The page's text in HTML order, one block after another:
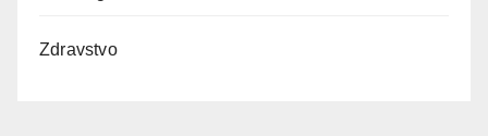
Zdravstvo